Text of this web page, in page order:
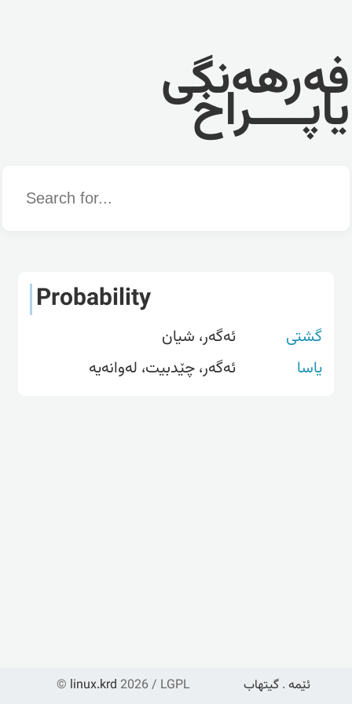
فەرهەنگی
یاپــــراخ
Word
Probability
گشتی
ئەگەر، شیان
یاسا
ئەگەر، چێدبیت، لەوانەیە
© linux.krd 2026 / LGPL ئێمە . گیتهاب